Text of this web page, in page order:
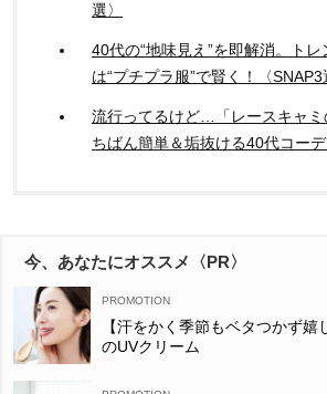
選〉
40代の“地味見え”を即解消。トレ
は“プチプラ服”で賢く！〈SNAP3
流行ってるけど…「レースキャミ
ちばん簡単＆垢抜ける40代コーデ
今、あなたにオススメ〈PR〉
【汗をかく季節もベタつかず
のUVクリーム